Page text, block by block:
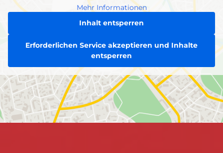
Mehr Informationen
Inhalt entsperren
Erforderlichen Service akzeptieren und Inhalte
entsperren